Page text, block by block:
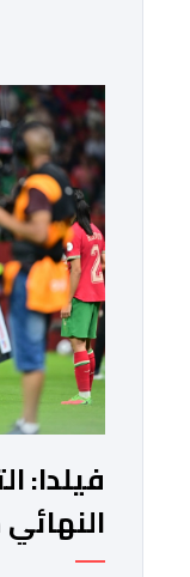
أعلى
مطلع أن
لطلبات
فيلدا: